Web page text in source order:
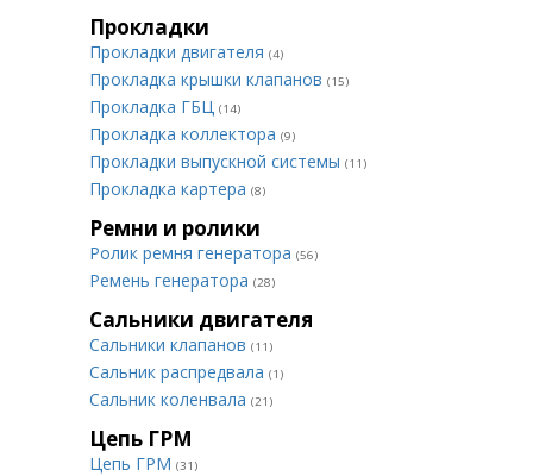
Прокладки
Прокладки двигателя (4)
Прокладка крышки клапанов (15)
Прокладка ГБЦ (14)
Прокладка коллектора (9)
Прокладки выпускной системы (11)
Прокладка картера (8)
Ремни и ролики
Ролик ремня генератора (56)
Ремень генератора (28)
Сальники двигателя
Сальники клапанов (11)
Сальник распредвала (1)
Сальник коленвала (21)
Цепь ГРМ
Цепь ГРМ (31)